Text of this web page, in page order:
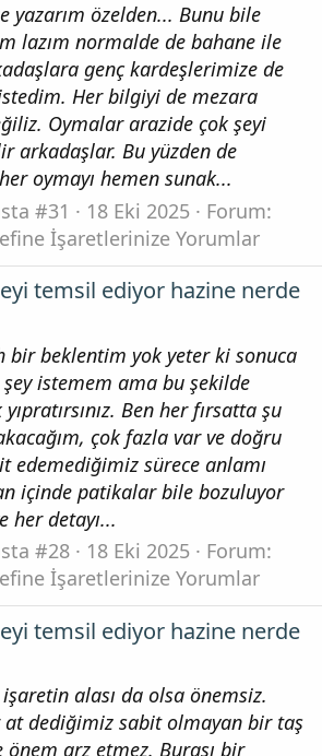
yazarım özelden... Bunu bile
lazım normalde de bahane ile
genç kardeşlerimize de
Her bilgiyi de mezara
Oymalar arazide çok şeyi
arkadaşlar. Bu yüzden de
oymayı hemen sunak...
#31 18 Eki 2025
Forum:
İşaretlerinize Yorumlar
temsil ediyor hazine nerde
bir beklentim yok yeter ki sonuca
şey istemem ama bu şekilde
Ben her fırsatta şu
çok fazla var ve doğru
edemediğimiz sürece anlamı
içinde patikalar bile bozuluyor
her detayı...
#28 18 Eki 2025
Forum:
İşaretlerinize Yorumlar
temsil ediyor hazine nerde
alası da olsa önemsiz.
at dediğimiz sabit olmayan bir taş
önem arz etmez. Burası bir